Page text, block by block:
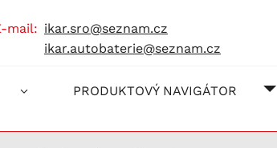
e-mail: ikar.sro@seznam.cz
ikar.autobaterie@seznam.cz
PRODUKTOVÝ NAVIGÁTOR